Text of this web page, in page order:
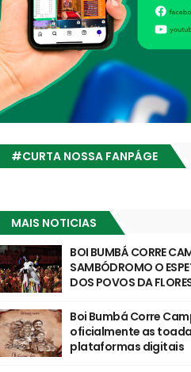
#CURTA NOSSA FANPÁGE
MAIS NOTICIAS
BOI BUMBÁ CORRE
SAMBÓDROMO O
DOS POVOS DA
Boi Bumbá Corre
oficialmente as
plataformas digitais